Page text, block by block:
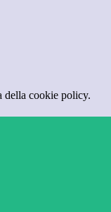
della cookie policy.